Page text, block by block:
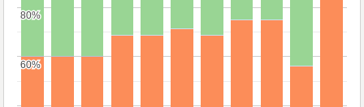
60%
60%
80%
80%